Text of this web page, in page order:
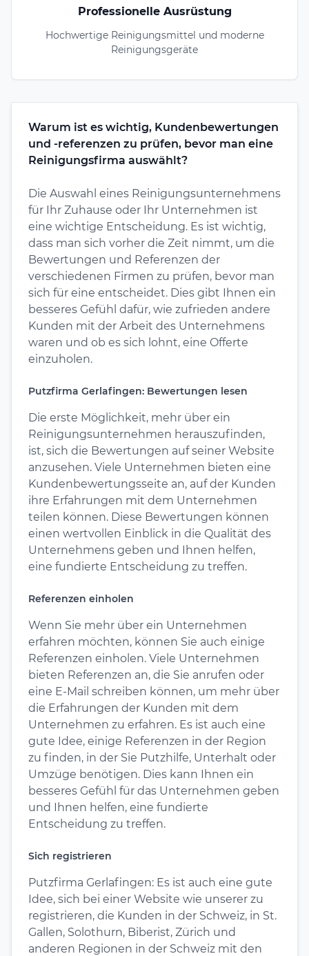
Professionelle Ausrüstung
Hochwertige Reinigungsmittel und moderne
Reinigungsgeräte
Warum ist es wichtig, Kundenbewertungen
und -referenzen zu prüfen, bevor man eine
Reinigungsfirma auswählt?
Die Auswahl eines Reinigungsunternehmens
für Ihr Zuhause oder Ihr Unternehmen ist
eine wichtige Entscheidung. Es ist wichtig,
dass man sich vorher die Zeit nimmt, um die
Bewertungen und Referenzen der
verschiedenen Firmen zu prüfen, bevor man
sich für eine entscheidet. Dies gibt Ihnen ein
besseres Gefühl dafür, wie zufrieden andere
Kunden mit der Arbeit des Unternehmens
waren und ob es sich lohnt, eine Offerte
einzuholen.
Putzfirma Gerlafingen: Bewertungen lesen
Die erste Möglichkeit, mehr über ein
Reinigungsunternehmen herauszufinden,
ist, sich die Bewertungen auf seiner Website
anzusehen. Viele Unternehmen bieten eine
Kundenbewertungsseite an, auf der Kunden
ihre Erfahrungen mit dem Unternehmen
teilen können. Diese Bewertungen können
einen wertvollen Einblick in die Qualität des
Unternehmens geben und Ihnen helfen,
eine fundierte Entscheidung zu treffen.
Referenzen einholen
Wenn Sie mehr über ein Unternehmen
erfahren möchten, können Sie auch einige
Referenzen einholen. Viele Unternehmen
bieten Referenzen an, die Sie anrufen oder
eine E-Mail schreiben können, um mehr über
die Erfahrungen der Kunden mit dem
Unternehmen zu erfahren. Es ist auch eine
gute Idee, einige Referenzen in der Region
zu finden, in der Sie Putzhilfe, Unterhalt oder
Umzüge benötigen. Dies kann Ihnen ein
besseres Gefühl für das Unternehmen geben
und Ihnen helfen, eine fundierte
Entscheidung zu treffen.
Sich registrieren
Putzfirma Gerlafingen: Es ist auch eine gute
Idee, sich bei einer Website wie unserer zu
registrieren, die Kunden in der Schweiz, in St.
Gallen, Solothurn, Biberist, Zürich und
anderen Regionen in der Schweiz mit den